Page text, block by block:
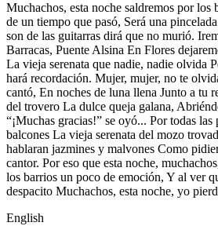
Muchachos, esta noche saldremos por los
de un tiempo que pasó, Será una
son de las guitarras dirá que no murió.
Barracas, Puente Alsina En Flores
La vieja serenata que nadie, nadie olvida
hará recordación. Mujer, mujer, no te
cantó, En noches de luna llena Junto a tu
del trovero La dulce queja galana,
“¡Muchas gracias!” se oyó... Por todas
balcones La vieja serenata del mozo
hablaran jazmines y malvones Como
cantor. Por eso que esta noche,
los barrios un poco de emoción, Y al ver
despacito Muchachos, esta noche, yo
English